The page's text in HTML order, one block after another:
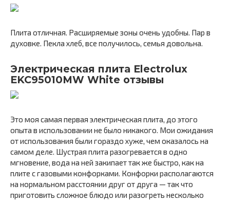
Плита отличная. Расширяемые зоны очень удобны. Пар в
духовке. Пекла хлеб, все получилось, семья довольна.
Электрическая плита Electrolux
EKC95010MW White отзывы
Это моя самая первая электрическая плита, до этого
опыта в использовании не было никакого. Мои ожидания
от использования были гораздо хуже, чем оказалось на
самом деле. Шустрая плита разогревается в одно
мгновение, вода на ней закипает так же быстро, как на
плите с газовыми конфорками. Конфорки располагаются
на нормальном расстоянии друг от друга — так что
приготовить сложное блюдо или разогреть несколько